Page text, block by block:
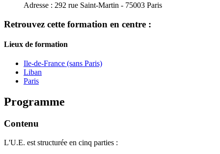
Adresse : 292 rue Saint-Martin - 75003 Paris
Retrouvez cette formation en centre :
Lieux de formation
Ile-de-France (sans Paris)
Liban
Paris
Programme
Contenu
L'U.E. est structurée en cinq parties :